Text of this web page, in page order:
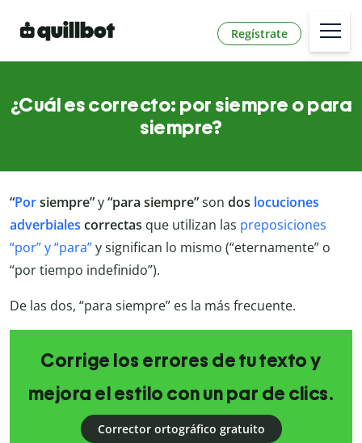
Regístrate
¿Cuál es correcto: por siempre o para
siempre?
“Porsiempre”y“para siempre”son dos locuciones
adverbiales correctas que utilizan las preposiciones
“por” y “para”y significan lo mismo (“eternamente” o
“por tiempo indefinido”).
De las dos, “para siempre” es la más frecuente.
Corrige los errores de tu texto y
mejora el estilo con un par de clics.
Corrector ortográfico gratuito